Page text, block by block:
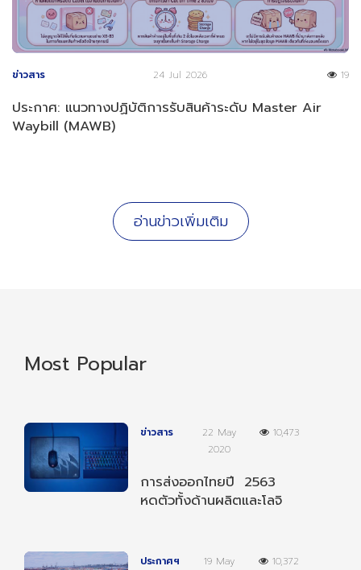
ข่าวสาร 24 Jul 2026 19
ประกาศ: แนวทางปฏิบัติการรับสินค้าระดับ Master Air
Waybill (MAWB)
อ่านข่าวเพิ่มเติม
Most Popular
ข่าวสาร
22 May
2020
10,473
การส่งออกไทยปี 2563
หดตัวทั้งด้านผลิตและโลจิ
ประกาศฯ
19 May
10,372